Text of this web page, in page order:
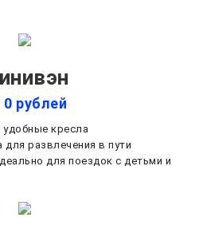
0 рублей
кресла
для развлечения в пути
для поездок с детьми и